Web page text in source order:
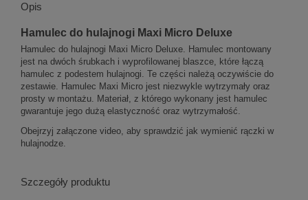
Opis
Hamulec do hulajnogi Maxi Micro Deluxe
Hamulec do hulajnogi Maxi Micro Deluxe. Hamulec montowany
jest na dwóch śrubkach i wyprofilowanej blaszce, które łączą
hamulec z podestem hulajnogi. Te części należą oczywiście do
zestawie. Hamulec Maxi Micro jest niezwykle wytrzymały oraz
prosty w montażu. Materiał, z którego wykonany jest hamulec
gwarantuje jego dużą elastyczność oraz wytrzymałość.
Obejrzyj załączone video, aby sprawdzić jak wymienić rączki w
hulajnodze.
Szczegóły produktu